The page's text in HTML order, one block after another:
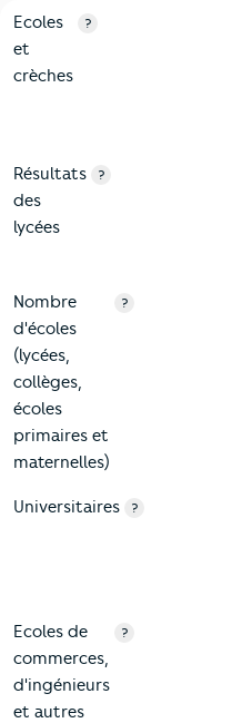
4-Education
Critères
Ecoles
et
crèches
?
Résultats
des
lycées
?
Nombre
d'écoles
(lycées,
collèges,
écoles
primaires et
maternelles)
?
Universitaires ?
Ecoles de
commerces,
d'ingénieurs
et autres
?